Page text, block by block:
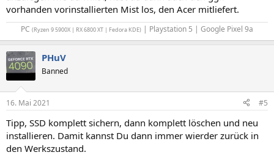
vorhanden vorinstallierten Mist los, den Acer mitliefert.
PC (Ryzen 9 5900X | RX 6800 XT | Fedora KDE) | Playstation 5 | Google Pixel 9a​
PHuV
Banned
16. Mai 2021 #5
Tipp, SSD komplett sichern, dann komplett löschen und neu
installieren. Damit kannst Du dann immer wierder zurück in
den Werkszustand.